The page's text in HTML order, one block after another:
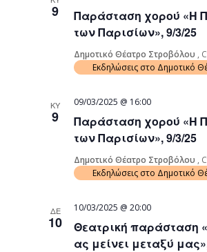
9
Παράσταση χορού «Η
των Παρισίων», 9/3/25
Δημοτικό Θέατρο Στροβόλου ,
Εκδηλώσεις στο Δημοτικό
ΚΥ
9
Παράσταση χορού «Η
των Παρισίων», 9/3/25
09/03/2025 @ 16:00
Δημοτικό Θέατρο Στροβόλου ,
Εκδηλώσεις στο Δημοτικό
ΔΕ
10
Θεατρική παράσταση
ας μείνει μεταξύ
10/03/2025 @ 20:00